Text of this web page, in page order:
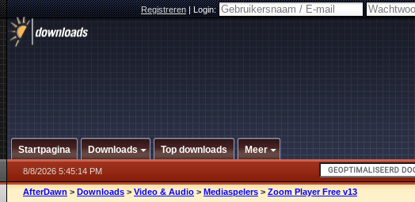
Registreren|Login:
Startpagina Downloads Top downloads Meer
8/8/2026 5:45:14 PM
AfterDawn > Downloads > Video & Audio > Mediaspelers > Zoom Player Free v13